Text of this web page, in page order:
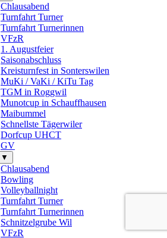
Chlausabend
Turnfahrt Turner
Turnfahrt Turnerinnen
VFzR
1. Augustfeier
Saisonabschluss
Kreisturnfest in Sonterswilen
MuKi / VaKi / KiTu Tag
TGM in Roggwil
Munotcup in Schauffhausen
Maibummel
Schnellste Tägerwiler
Dorfcup UHCT
GV
▼
Chlausabend
Bowling
Volleyballnight
Turnfahrt Turner
Turnfahrt Turnerinnen
Schnitzelgrube Wil
VFzR